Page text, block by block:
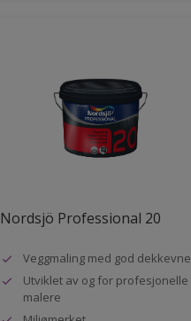
Nordsjö Professional 20
Veggmaling med god dekkevne
Utviklet av og for profesjonelle
malere